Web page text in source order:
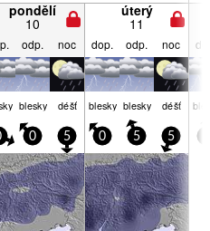
pondělí
10
úterý
11
odp. noc dop. odp. noc
blesky déšť blesky blesky déšť
0 5 0 5 5